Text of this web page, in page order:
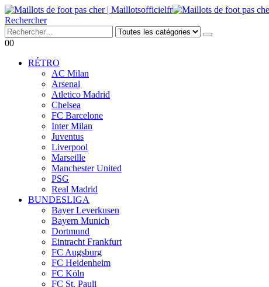
Rechercher
00
RÉTRO
AC Milan
Arsenal
Atletico Madrid
Chelsea
FC Barcelone
Inter Milan
Juventus
Liverpool
Marseille
Manchester United
PSG
Real Madrid
BUNDESLIGA
Bayer Leverkusen
Bayern Munich
Dortmund
Eintracht Frankfurt
FC Augsburg
FC Heidenheim
FC Köln
FC St. Pauli